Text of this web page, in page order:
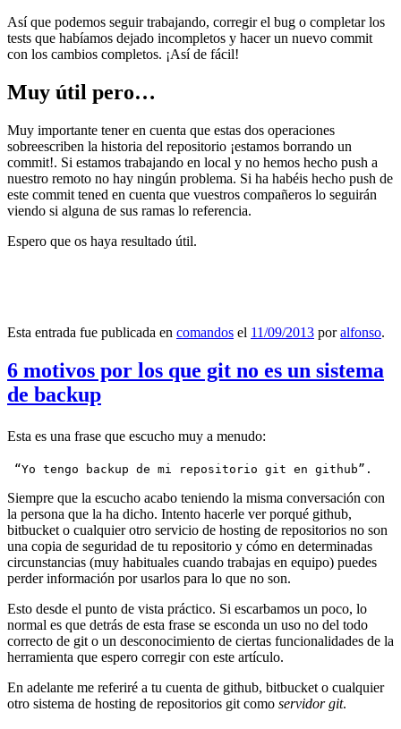
Así que podemos seguir trabajando, corregir el bug o completar los
tests que habíamos dejado incompletos y hacer un nuevo commit
con los cambios completos. ¡Así de fácil!
Muy útil pero…
Muy importante tener en cuenta que estas dos operaciones
sobreescriben la historia del repositorio ¡estamos borrando un
commit!. Si estamos trabajando en local y no hemos hecho push a
nuestro remoto no hay ningún problema. Si ha habéis hecho push de
este commit tened en cuenta que vuestros compañeros lo seguirán
viendo si alguna de sus ramas lo referencia.
Espero que os haya resultado útil.
Esta entrada fue publicada en comandos el 11/09/2013 poralfonso.
6 motivos por los que git no es un sistema
de backup
Esta es una frase que escucho muy a menudo:
“Yo tengo backup de mi repositorio git en github”.
Siempre que la escucho acabo teniendo la misma conversación con
la persona que la ha dicho. Intento hacerle ver porqué github,
bitbucket o cualquier otro servicio de hosting de repositorios no son
una copia de seguridad de tu repositorio y cómo en determinadas
circunstancias (muy habituales cuando trabajas en equipo) puedes
perder información por usarlos para lo que no son.
Esto desde el punto de vista práctico. Si escarbamos un poco, lo
normal es que detrás de esta frase se esconda un uso no del todo
correcto de git o un desconocimiento de ciertas funcionalidades de la
herramienta que espero corregir con este artículo.
En adelante me referiré a tu cuenta de github, bitbucket o cualquier
otro sistema de hosting de repositorios git como servidor git.